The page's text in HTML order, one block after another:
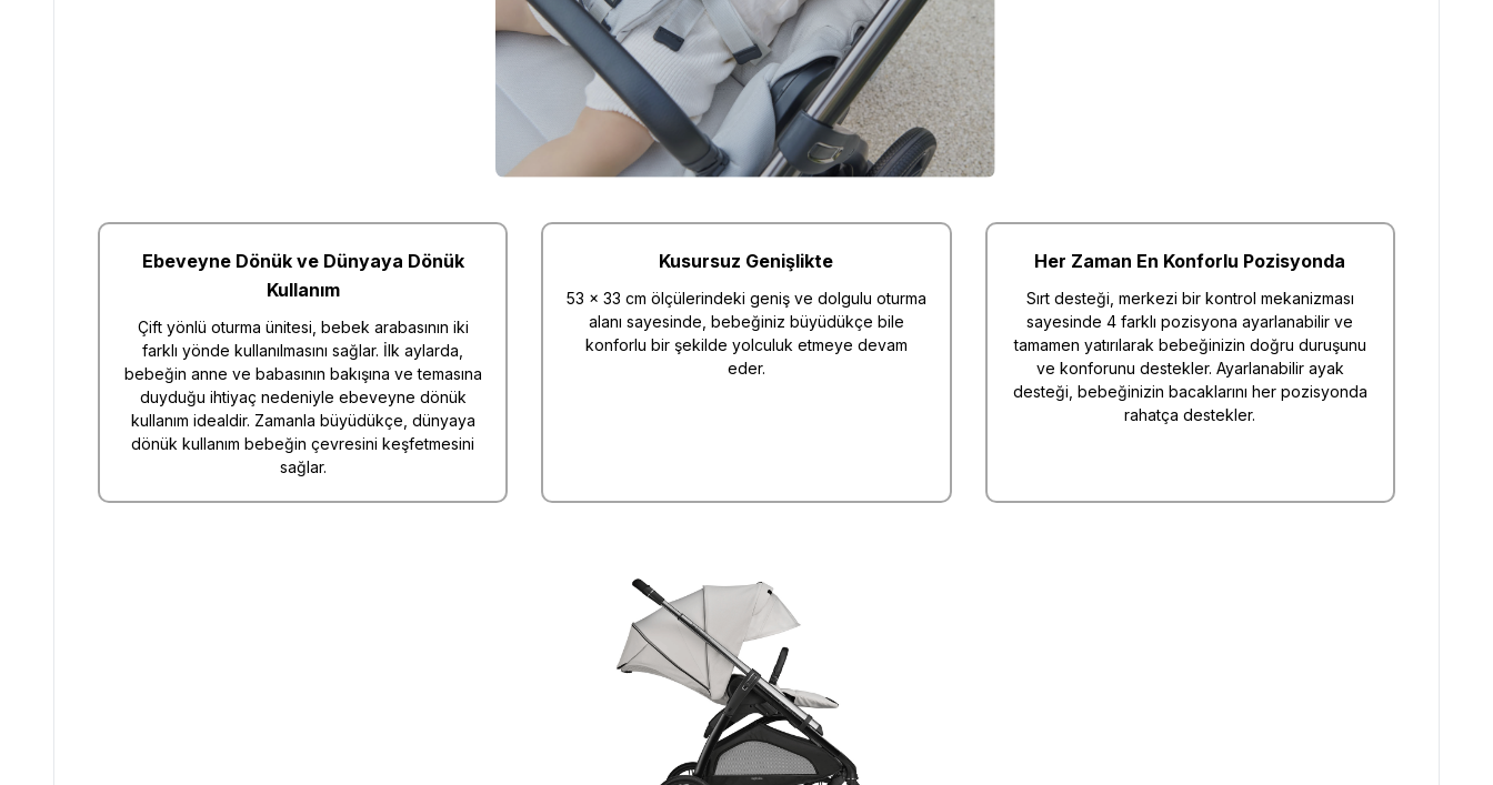
Ebeveyne Dönük ve Dünyaya Dönük
Kullanım
Çift yönlü oturma ünitesi, bebek arabasının iki
farklı yönde kullanılmasını sağlar. İlk aylarda,
bebeğin anne ve babasının bakışına ve temasına
duyduğu ihtiyaç nedeniyle ebeveyne dönük
kullanım idealdir. Zamanla büyüdükçe, dünyaya
dönük kullanım bebeğin çevresini keşfetmesini
sağlar.
Kusursuz Genişlikte
53 × 33 cm ölçülerindeki geniş ve dolgulu oturma
alanı sayesinde, bebeğiniz büyüdükçe bile
konforlu bir şekilde yolculuk etmeye devam
eder.
Her Zaman En Konforlu Pozisyonda
Sırt desteği, merkezi bir kontrol mekanizması
sayesinde 4 farklı pozisyona ayarlanabilir ve
tamamen yatırılarak bebeğinizin doğru duruşunu
ve konforunu destekler. Ayarlanabilir ayak
desteği, bebeğinizin bacaklarını her pozisyonda
rahatça destekler.